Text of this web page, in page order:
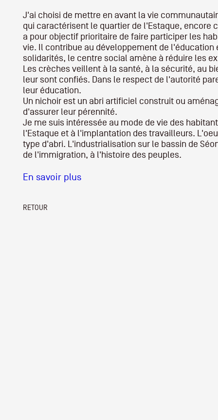
De A à Z
Année par année
Collection vidéos
Candidater
Contact
J'ai choisi de mettre en avant la vie
qui caractérisent le quartier de l'Estaque, encore
a pour objectif prioritaire de faire participer les
vie. Il contribue au développement de
solidarités, le centre social amène à réduire les
Les crèches veillent à la santé, à la sécurité, au
leur sont confiés. Dans le respect de l'autorité
leur éducation.
Un nichoir est un abri artificiel construit ou
d'assurer leur pérennité.
Je me suis intéressée au mode de vie des
l'Estaque et à l'implantation des travailleurs.
type d'abri. L'industrialisation sur le bassin de
de l'immigration, à l'histoire des peuples.
En savoir plus
RETOUR